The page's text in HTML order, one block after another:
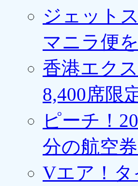
ジェット
マニラ便
香港エク
8,400席限
ピーチ！
分の航空
Vエア！タ